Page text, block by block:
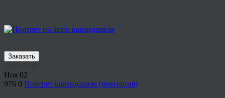
Заказать
Ноя 02
976 0 Портрет карандашом (имитация)